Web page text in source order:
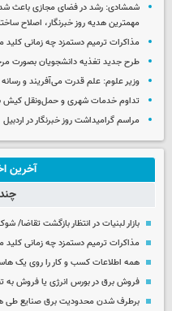
شمشادی: رشد در فضای مجازی باعث شده
مهمترین هدیه‌ روز خبرنگار، اصلاح
مذاکرات ترمیم دستمزد چه زمانی کلید
طرح جدید تغذیه دانشجویان بصورت
وزیر علوم: علم قدرت می‌آفریند و
تداوم خدمات شهری و حمل‌ونقل کیش
مراسم گرامیداشت روز خبرنگار در اردبیل
آخرین
بازار لبنیات در انتظار بازگشت
مذاکرات ترمیم دستمزد چه زمانی کلید
همه اطلاعات کسب‌ و کار را روی یک
فروش برق در بورس انرژی یا فروش به
برطرف شدن محدودیت‌ برق صنایع طی